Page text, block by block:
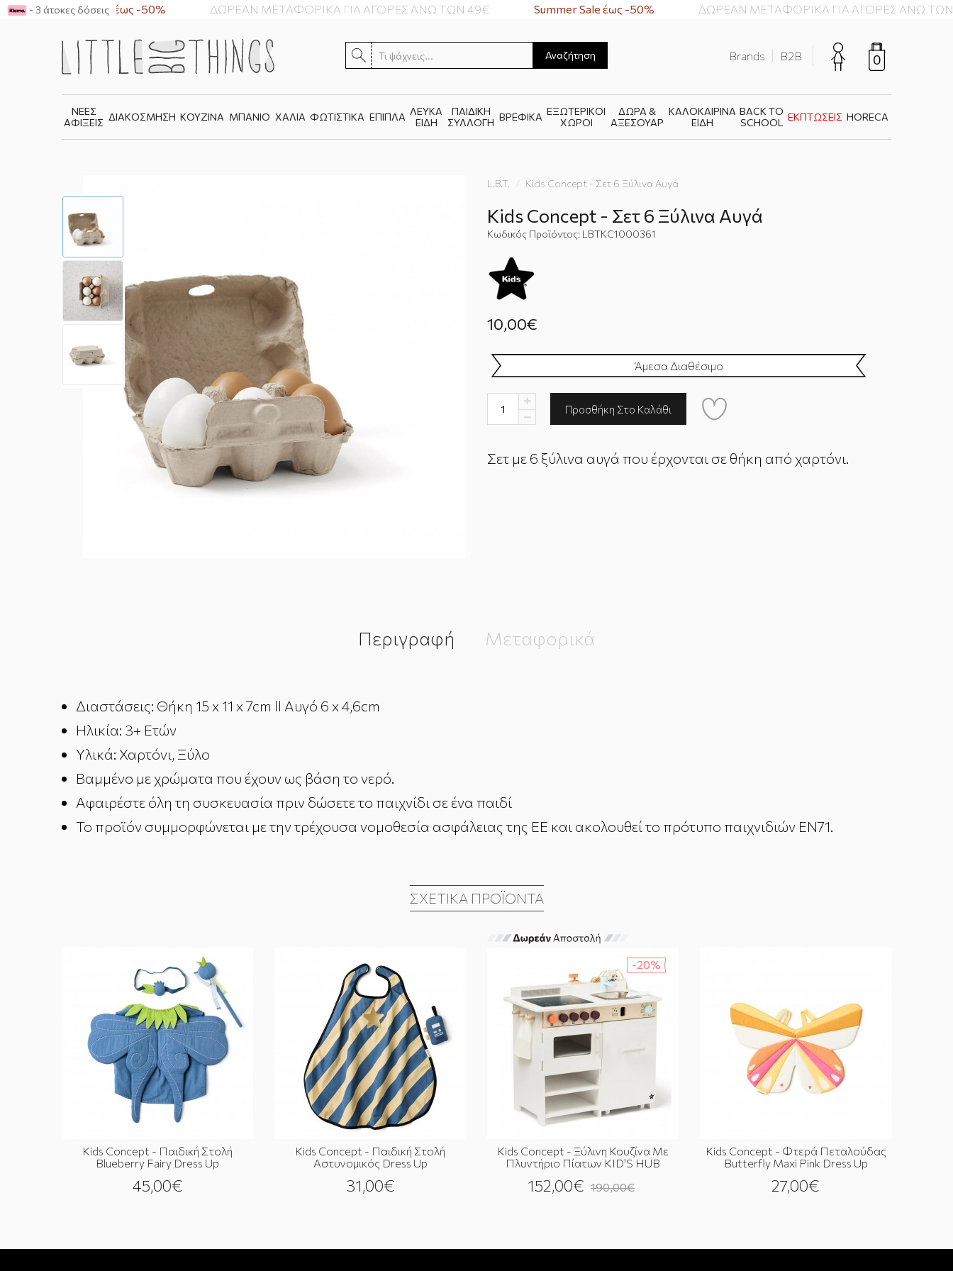
Summer Sale έως -50% ΔΩΡΕΑΝ ΜΕΤΑΦΟΡΙΚΑ ΓΙΑ ΑΓΟΡΕΣ ΑΝΩ ΤΩΝ 49€ Summer Sale έως -50% ΔΩΡΕΑΝ ΜΕΤΑΦΟΡΙΚΑ ΓΙΑ ΑΓΟΡΕΣ ΑΝΩ ΤΩΝ
- 3 άτοκες δόσεις
Αναζήτηση 0
Brands B2B
ΝΕΕΣ
ΑΦΙΞΕΙΣ ΔΙΑΚΟΣΜΗΣΗ ΚΟΥΖΙΝΑ ΜΠΑΝΙΟ ΧΑΛΙΑ ΦΩΤΙΣΤΙΚΑ ΕΠΙΠΛΑ ΛΕΥΚΑ
ΕΙΔΗ
ΠΑΙΔΙΚΗ
ΣΥΛΛΟΓΗ ΒΡΕΦΙΚΑ ΕΞΩΤΕΡΙΚΟΙ
ΧΩΡΟΙ
ΔΩΡΑ &
ΑΞΕΣΟΥΑΡ
ΚΑΛΟΚΑΙΡΙΝΑ
ΕΙΔΗ
BACK TO
SCHOOL ΕΚΠΤΩΣΕΙΣ HORECA
L.B.T. Kids Concept - Σετ 6 Ξύλινα Αυγά
Kids Concept - Σετ 6 Ξύλινα Αυγά
Κωδικός Προϊόντος: LBTKC1000361
10,00€
Άμεσα Διαθέσιμο
Σετ με 6 ξύλινα αυγά που έρχονται σε θήκη από χαρτόνι.
Περιγραφή Μεταφορικά
Διαστάσεις: Θήκη 15 x 11 x 7cm ll Αυγό 6 x 4,6cm
Ηλικία: 3+ Ετών
Υλικά: Χαρτόνι, Ξύλο
Βαμμένο με χρώματα που έχουν ως βάση το νερό.
Αφαιρέστε όλη τη συσκευασία πριν δώσετε το παιχνίδι σε ένα παιδί
Το προϊόν συμμορφώνεται με την τρέχουσα νομοθεσία ασφάλειας της ΕΕ και ακολουθεί το πρότυπο παιχνιδιών EN71.
ΣΧΕΤΙΚΆ ΠΡΟΪΌΝΤΑ
Kids Concept - Παιδική Στολή
Blueberry Fairy Dress Up
45,00€
Kids Concept - Παιδική Στολή
Αστυνομικός Dress Up
31,00€
-20%
Kids Concept - Ξύλινη Κουζίνα Με
Πλυντήριο Πίατων KID'S HUB
152,00€ 190,00€
Kids Concept - Φτερά Πεταλούδας
Butterfly Maxi Pink Dress Up
27,00€